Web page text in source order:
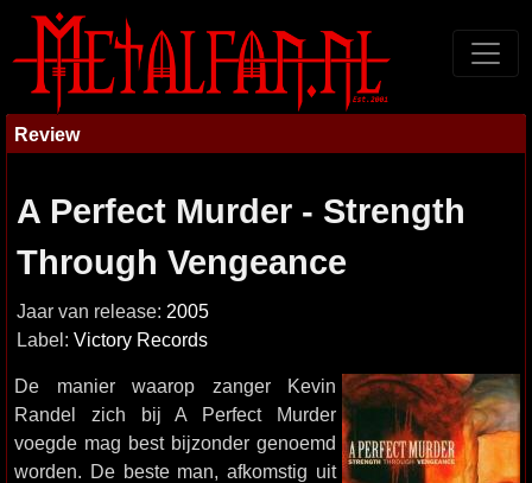
Review
A Perfect Murder - Strength
Through Vengeance
Jaar van release: 2005
Label: Victory Records
De manier waarop zanger Kevin
Randel zich bij A Perfect Murder
voegde mag best bijzonder genoemd
worden. De beste man, afkomstig uit